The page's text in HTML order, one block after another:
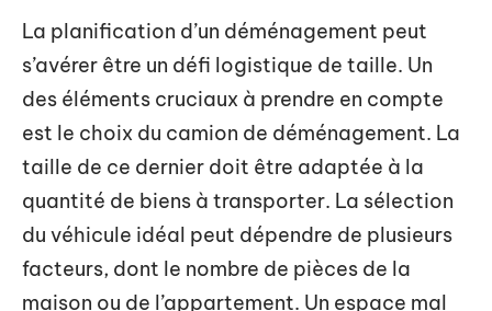
La planification d’un déménagement peut
s’avérer être un défi logistique de taille. Un
des éléments cruciaux à prendre en compte
est le choix du camion de déménagement. La
taille de ce dernier doit être adaptée à la
quantité de biens à transporter. La sélection
du véhicule idéal peut dépendre de plusieurs
facteurs, dont le nombre de pièces de la
maison ou de l’appartement. Un espace mal